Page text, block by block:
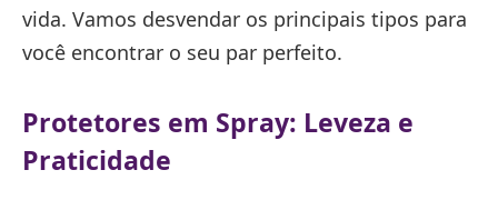
vida. Vamos desvendar os principais tipos para
você encontrar o seu par perfeito.
Protetores em Spray: Leveza e
Praticidade